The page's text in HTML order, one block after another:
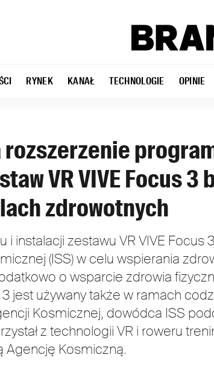
RYNEK KANAŁ TECHNOLOGIE OPINIE
rozszerzenie
VR VIVE Focus 3
zdrowotnych
instalacji zestawu VR VIVE Focus
(ISS) w celu wspierania
o wsparcie zdrowia
jest używany także w ramach
Kosmicznej, dowódca ISS
z technologii VR i roweru
Agencję Kosmiczną.